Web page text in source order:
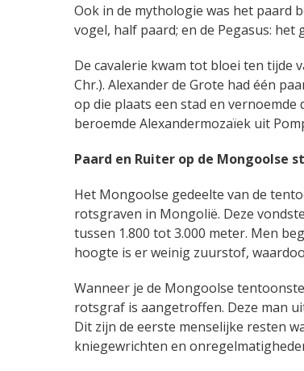
Ook in de mythologie was het paard
vogel, half paard; en de Pegasus: het
De cavalerie kwam tot bloei ten tijde
Chr.). Alexander de Grote had één
op die plaats een stad en
beroemde Alexandermozaïek uit
Paard en Ruiter op de Mongoolse
Het Mongoolse gedeelte van de
rotsgraven in Mongolië. Deze
tussen 1.800 tot 3.000 meter. Men
hoogte is er weinig zuurstof,
Wanneer je de Mongoolse
rotsgraf is aangetroffen. Deze man
Dit zijn de eerste menselijke resten
kniegewrichten en